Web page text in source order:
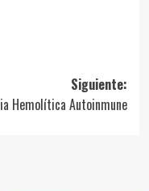
Siguiente:
Hemolítica Autoinmune